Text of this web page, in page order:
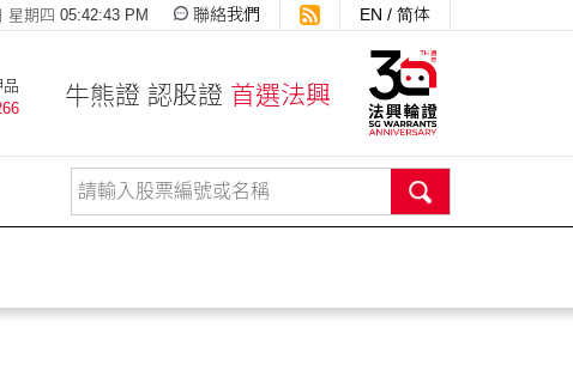
EN / 简体
聯絡我們
星期四 05:42:43 PM
牛熊證 認股證 首選法興